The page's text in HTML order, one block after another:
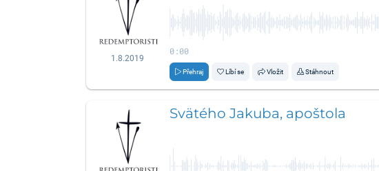
1.8.2019
0:00
Přehraj Líbí se Vložit Stáhnout
Svätého Jakuba, apoštola